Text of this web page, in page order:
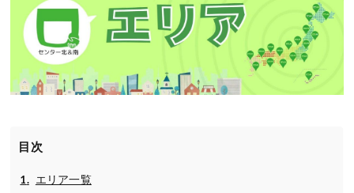
目次
エリア一覧